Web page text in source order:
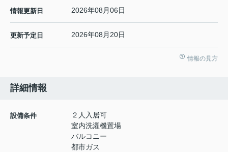
情報更新日 2026年08月06日
更新予定日 2026年08月20日
情報の見方
詳細情報
設備条件
２人入居可
室内洗濯機置場
バルコニー
都市ガス